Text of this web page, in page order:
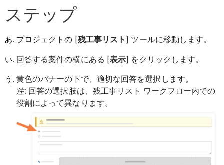
ステップ
プロジェクトの [残工事リスト ] ツールに移動します。
回答する案件の横にある [表示] をクリックします。
黄色のバナーの下で、適切な回答を選択します。
注: 回答の選択肢は、残工事リスト ワークフロー内での
役割によって異なります。